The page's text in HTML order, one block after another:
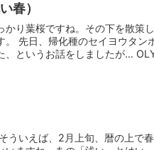
春）
かり葉桜ですね。その下を散策
先日、帰化種のセイヨウタン
、というお話をしましたが…
ういえば、2月上旬、暦の上で